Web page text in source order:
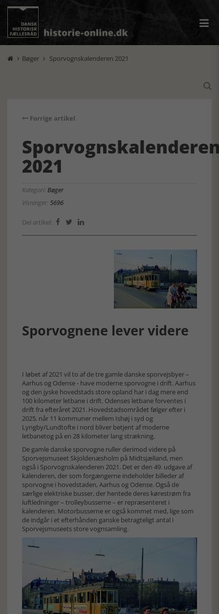
 Bøger  Sporvognskalenderen 2021

Forrige artikel
2021
Kategori:Bøger
Visninger:5696
Del artikel:   
Sporvognene lever videre
I løbet af 2021 vil to af de tre gamle danske sporvejsbyer –
Aarhus og Odense - have moderne sporvogne i drift. Aarhus
og den jyske hovedstads store opland har i dag mere end
100 kilometer letbane i drift. Odenses letbane forventes i
drift fra efteråret 2021. Hovedstadsområdet følger efter i
2025, når 11 kommuner mellem Ishøj i syd og
Lyngby/Lundtofte i nord bliver betjent af moderne
letbanetog på en 28 kilometer lang strækning.
De gamle danske sporvogne ruller derimod videre på
Sporvejsmuseet Skjoldenæsholm på Midtsjælland, men
også i Sporvognskalenderen 2021. Det er den 49. udgave af
kalenderen, der som forgængerne indeholder billeder af
sporvogne i hovedstaden, Aarhus og Odense. Også de
særlige elektriske busser, der hentede deres kørestrøm fra
luftledninger – trolleybusserne – er repræsenteret i
kalenderen. Motorbusserne er også kommet med, lige som
de indgår i et efterhånden ganske betragteligt antal i
Sporvejsmuseets store vognsamling.